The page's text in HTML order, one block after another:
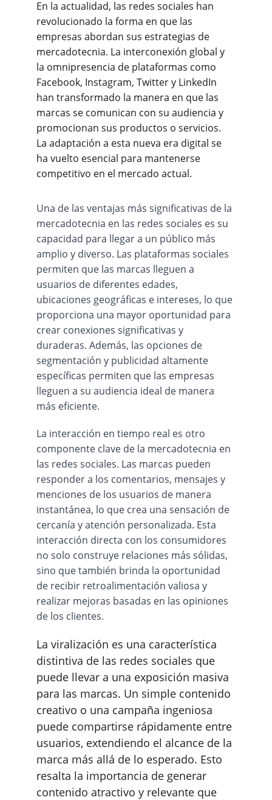
En la actualidad, las redes sociales han
revolucionado la forma en que las
empresas abordan sus estrategias de
mercadotecnia. La interconexión global y
la omnipresencia de plataformas como
Facebook, Instagram, Twitter y LinkedIn
han transformado la manera en que las
marcas se comunican con su audiencia y
promocionan sus productos o servicios.
La adaptación a esta nueva era digital se
ha vuelto esencial para mantenerse
competitivo en el mercado actual.
Una de las ventajas más significativas de la
mercadotecnia en las redes sociales es su
capacidad para llegar a un público más
amplio y diverso. Las plataformas sociales
permiten que las marcas lleguen a
usuarios de diferentes edades,
ubicaciones geográficas e intereses, lo que
proporciona una mayor oportunidad para
crear conexiones significativas y
duraderas. Además, las opciones de
segmentación y publicidad altamente
específicas permiten que las empresas
lleguen a su audiencia ideal de manera
más eficiente.
La interacción en tiempo real es otro
componente clave de la mercadotecnia en
las redes sociales. Las marcas pueden
responder a los comentarios, mensajes y
menciones de los usuarios de manera
instantánea, lo que crea una sensación de
cercanía y atención personalizada. Esta
interacción directa con los consumidores
no solo construye relaciones más sólidas,
sino que también brinda la oportunidad
de recibir retroalimentación valiosa y
realizar mejoras basadas en las opiniones
de los clientes.
La viralización es una característica
distintiva de las redes sociales que
puede llevar a una exposición masiva
para las marcas. Un simple contenido
creativo o una campaña ingeniosa
puede compartirse rápidamente entre
usuarios, extendiendo el alcance de la
marca más allá de lo esperado. Esto
resalta la importancia de generar
contenido atractivo y relevante que